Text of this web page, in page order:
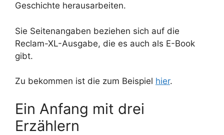
Geschichte herausarbeiten.
Sie Seitenangaben beziehen sich auf die
Reclam-XL-Ausgabe, die es auch als E-Book
gibt.
Zu bekommen ist die zum Beispiel hier.
Ein Anfang mit drei
Erzählern